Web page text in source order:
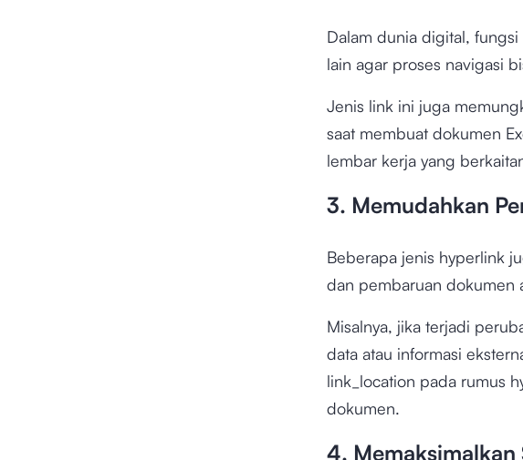
Dalam dunia digital,
lain agar proses navigasi
Jenis link ini juga
saat membuat dokumen
lembar kerja yang
3. Memudahkan
Beberapa jenis hyperlink
dan pembaruan dokumen
Misalnya, jika terjadi
data atau informasi
link_location pada rumus
dokumen.
4. Memaksimalkan